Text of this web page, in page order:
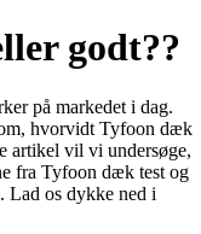
godt??
på markedet i dag.
hvorvidt Tyfoon dæk
artikel vil vi undersøge,
fra Tyfoon dæk test og
Lad os dykke ned i